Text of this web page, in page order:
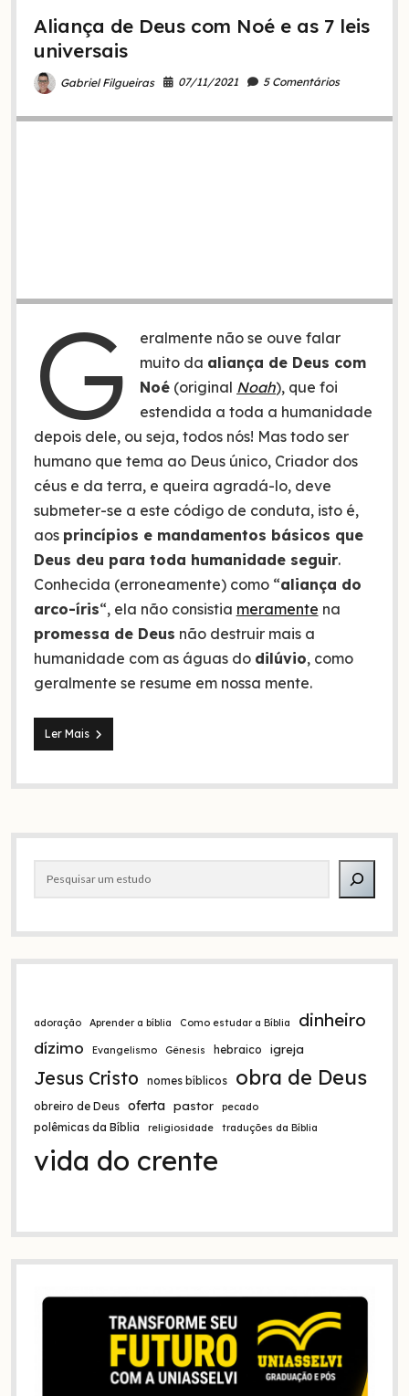
Aliança de Deus com Noé e as 7 leis
universais
Gabriel Filgueiras 07/11/2021 5 Comentários
G
eralmente não se ouve falar
muito da aliança de Deus com
Noé (original Noah), que foi
estendida a toda a humanidade
depois dele, ou seja, todos nós! Mas todo ser
humano que tema ao Deus único, Criador dos
céus e da terra, e queira agradá-lo, deve
submeter-se a este código de conduta, isto é,
aos princípios e mandamentos básicos que
Deus deu para toda humanidade seguir.
Conhecida (erroneamente) como “aliança do
arco-íris“, ela não consistia meramente na
promessa de Deus não destruir mais a
humanidade com as águas do dilúvio, como
geralmente se resume em nossa mente.
Ler MaisAliança
de
com
leis
universais
Barra
lateral
adoração Aprender a bíblia Como estudar a Bíblia dinheiro
dízimo Evangelismo Gênesis hebraico igreja
Jesus Cristo nomes bíblicos obra de Deus
obreiro de Deus oferta pastor pecado
polêmicas da Bíblia religiosidade traduções da Bíblia
vida do crente